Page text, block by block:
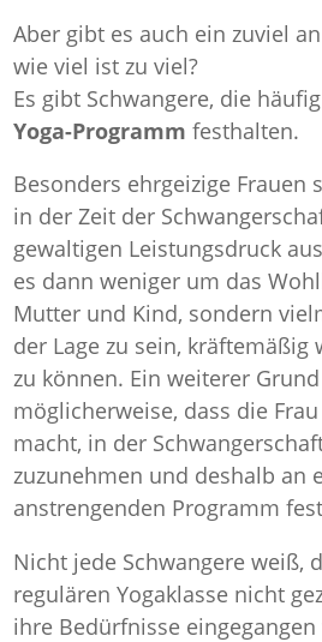
Aber gibt es auch ein zuviel
wie viel ist zu viel?
Es gibt Schwangere, die
Yoga-Programm festhalten.
Besonders ehrgeizige Frauen
in der Zeit der
gewaltigen Leistungsdruck
es dann weniger um das
Mutter und Kind, sondern
der Lage zu sein,
zu können. Ein weiterer
möglicherweise, dass die
macht, in der
zuzunehmen und deshalb an
anstrengenden Programm
Nicht jede Schwangere weiß,
regulären Yogaklasse nicht
ihre Bedürfnisse